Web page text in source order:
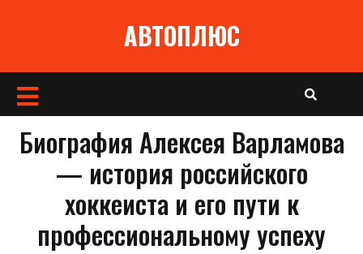
АВТОПЛЮС
Кнопка
Открыть
Биография Алексея Варламова
— история российского
хоккеиста и его пути к
профессиональному успеху